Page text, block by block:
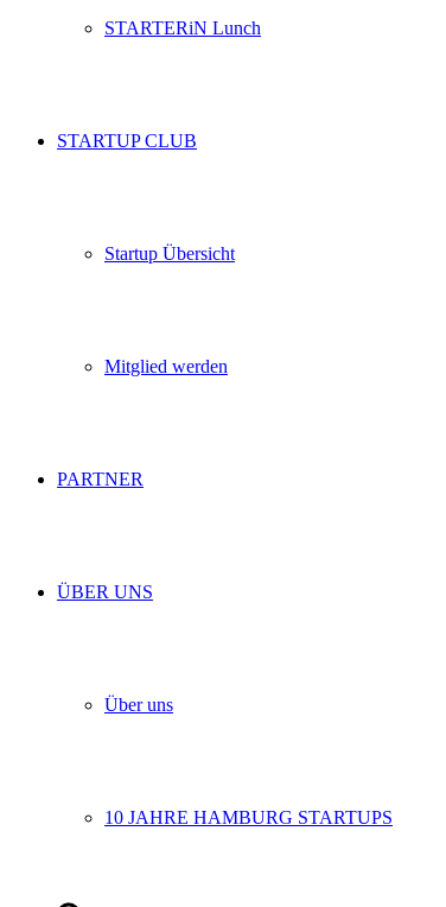
STARTERiN Lunch
STARTUP CLUB
Startup Übersicht
Mitglied werden
PARTNER
ÜBER UNS
Über uns
10 JAHRE HAMBURG STARTUPS